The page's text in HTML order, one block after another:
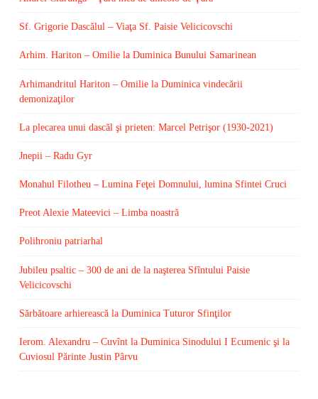
Sf. Grigorie Dascălul – Viaţa Sf. Paisie Velicicovschi
Arhim. Hariton – Omilie la Duminica Bunului Samarinean
Arhimandritul Hariton – Omilie la Duminica vindecării
demonizaţilor
La plecarea unui dascăl şi prieten: Marcel Petrişor (1930-2021)
Jnepii – Radu Gyr
Monahul Filotheu – Lumina Feţei Domnului, lumina Sfintei Cruci
Preot Alexie Mateevici – Limba noastră
Polihroniu patriarhal
Jubileu psaltic – 300 de ani de la naşterea Sfîntului Paisie
Velicicovschi
Sărbătoare arhierească la Duminica Tuturor Sfinţilor
Ierom. Alexandru – Cuvînt la Duminica Sinodului I Ecumenic şi la
Cuviosul Părinte Justin Pârvu